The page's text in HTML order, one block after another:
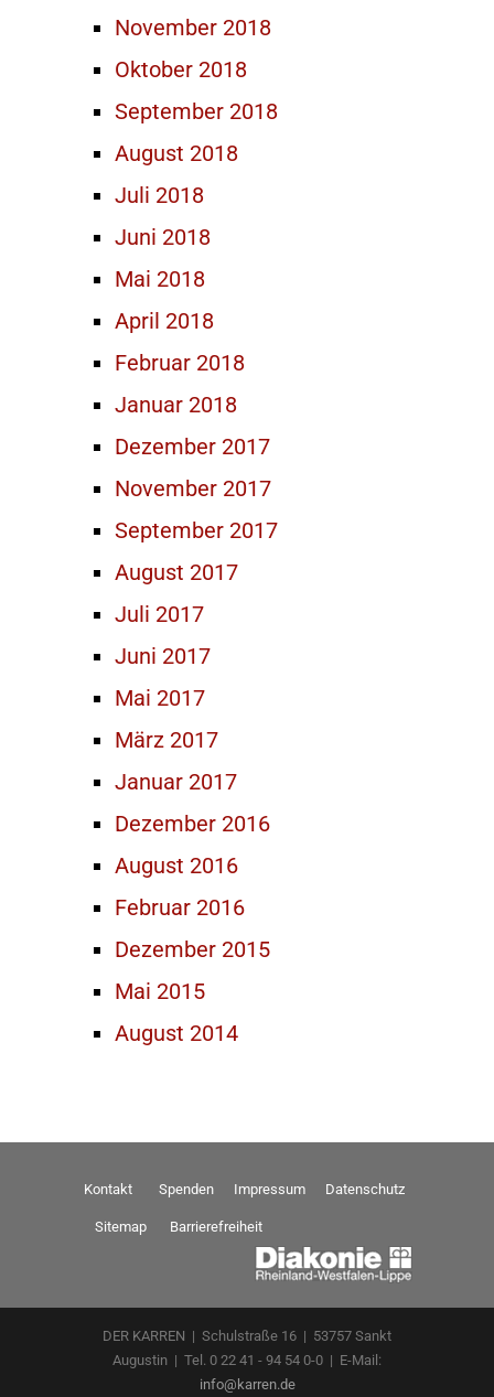
November 2018
Oktober 2018
September 2018
August 2018
Juli 2018
Juni 2018
Mai 2018
April 2018
Februar 2018
Januar 2018
Dezember 2017
November 2017
September 2017
August 2017
Juli 2017
Juni 2017
Mai 2017
März 2017
Januar 2017
Dezember 2016
August 2016
Februar 2016
Dezember 2015
Mai 2015
August 2014
Kontakt Spenden Impressum Datenschutz
Sitemap Barrierefreiheit
DER KARREN | Schulstraße 16 | 53757 Sankt
Augustin | Tel. 0 22 41 - 94 54 0-0 | E-Mail:
info@karren.de